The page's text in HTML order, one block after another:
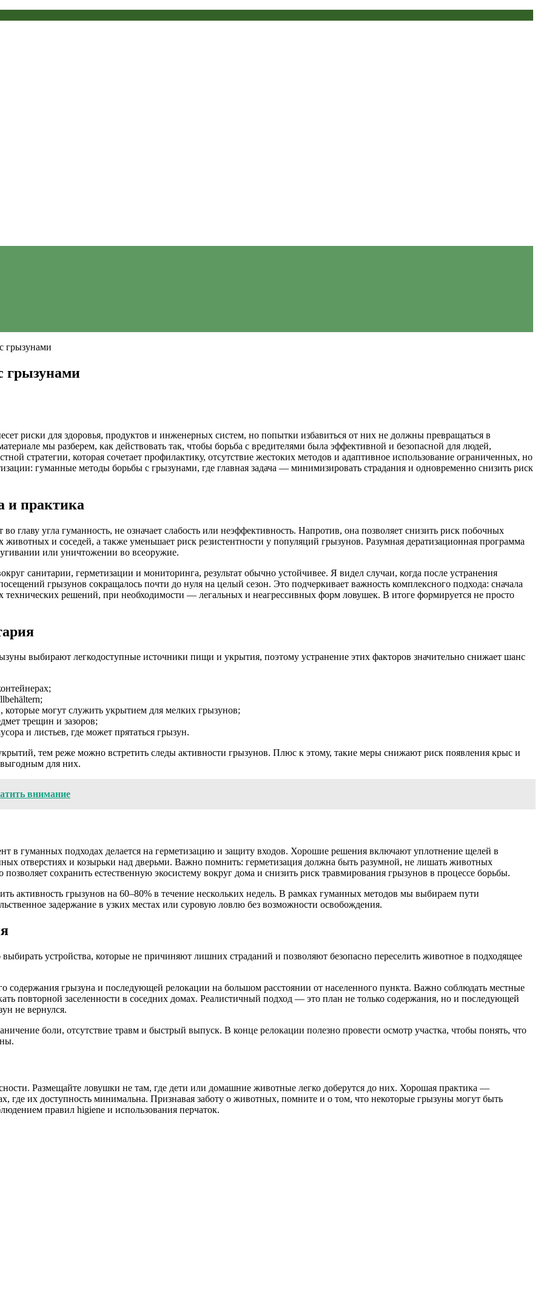
грызунами
грызунами
риски для здоровья, продуктов и инженерных систем, но попытки избавиться от них не должны превращаться в
мы разберем, как действовать так, чтобы борьба с вредителями была эффективной и безопасной для людей,
стратегии, которая сочетает профилактику, отсутствие жестоких методов и адаптивное использование ограниченных, но
гуманные методы борьбы с грызунами, где главная задача — минимизировать страдания и одновременно снизить риск
и практика
главу угла гуманность, не означает слабость или неэффективность. Напротив, она позволяет снизить риск побочных
и соседей, а также уменьшает риск резистентности у популяций грызунов. Разумная дератизационная программа
или уничтожении во всеоружие.
санитарии, герметизации и мониторинга, результат обычно устойчивее. Я видел случаи, когда после устранения
грызунов сокращалось почти до нуля на целый сезон. Это подчеркивает важность комплексного подхода: сначала
решений, при необходимости — легальных и неагрессивных форм ловушек. В итоге формируется не просто
выбирают легкодоступные источники пищи и укрытия, поэтому устранение этих факторов значительно снижает шанс
могут служить укрытием для мелких грызунов;
трещин и зазоров;
и листьев, где может прятаться грызун.
тем реже можно встретить следы активности грызунов. Плюс к этому, такие меры снижают риск появления крыс и
для них.
внимание
в гуманных подходах делается на герметизацию и защиту входов. Хорошие решения включают уплотнение щелей в
отверстиях и козырьки над дверьми. Важно помнить: герметизация должна быть разумной, не лишать животных
сохранить естественную экосистему вокруг дома и снизить риск травмирования грызунов в процессе борьбы.
активность грызунов на 60–80% в течение нескольких недель. В рамках гуманных методов мы выбираем пути
задержание в узких местах или суровую ловлю без возможности освобождения.
устройства, которые не причиняют лишних страданий и позволяют безопасно переселить животное в подходящее
грызуна и последующей релокации на большом расстоянии от населенного пункта. Важно соблюдать местные
повторной заселенности в соседних домах. Реалистичный подход — это план не только содержания, но и последующей
не вернулся.
боли, отсутствие травм и быстрый выпуск. В конце релокации полезно провести осмотр участка, чтобы понять, что
Размещайте ловушки не там, где дети или домашние животные легко доберутся до них. Хорошая практика —
где их доступность минимальна. Признавая заботу о животных, помните и о том, что некоторые грызуны могут быть
правил higiene и использования перчаток.